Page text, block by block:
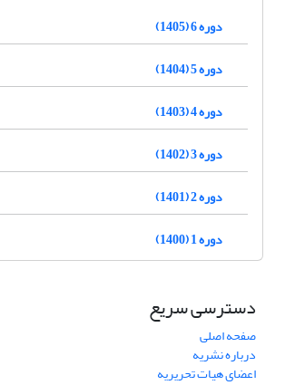
دوره 6 (1405)
دوره 5 (1404)
دوره 4 (1403)
دوره 3 (1402)
دوره 2 (1401)
دوره 1 (1400)
دسترسی سریع
صفحه اصلی
درباره نشریه
اعضای هیات تحریریه